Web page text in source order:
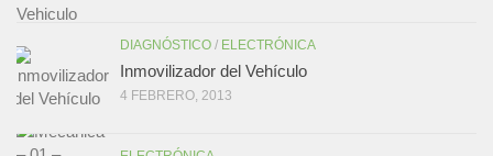
DIAGNÓSTICO / ELECTRÓNICA
Inmovilizador del Vehículo
4 FEBRERO, 2013